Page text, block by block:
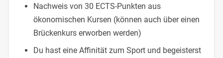
Nachweis von 30 ECTS-Punkten aus
ökonomischen Kursen (können auch über einen
Brückenkurs erworben werden)
Du hast eine Affinität zum Sport und begeisterst